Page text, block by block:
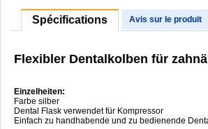
Spécifications Avis sur le produit
Flexibler Dentalkolben für
Einzelheiten:
Farbe silber
Dental Flask verwendet für Kompressor
Einfach zu handhabende und zu bedienende